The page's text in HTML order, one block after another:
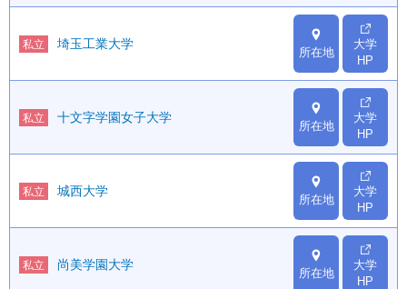
私立 埼玉工業大学
所在地
大学
HP
私立 十文字学園女子大学
所在地
大学
HP
私立 城西大学
所在地
大学
HP
私立 尚美学園大学
所在地
大学
HP